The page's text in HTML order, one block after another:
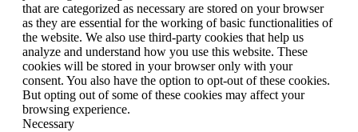
that are categorized as necessary are stored on your browser
as they are essential for the working of basic functionalities of
the website. We also use third-party cookies that help us
analyze and understand how you use this website. These
cookies will be stored in your browser only with your
consent. You also have the option to opt-out of these cookies.
But opting out of some of these cookies may affect your
browsing experience.
Necessary